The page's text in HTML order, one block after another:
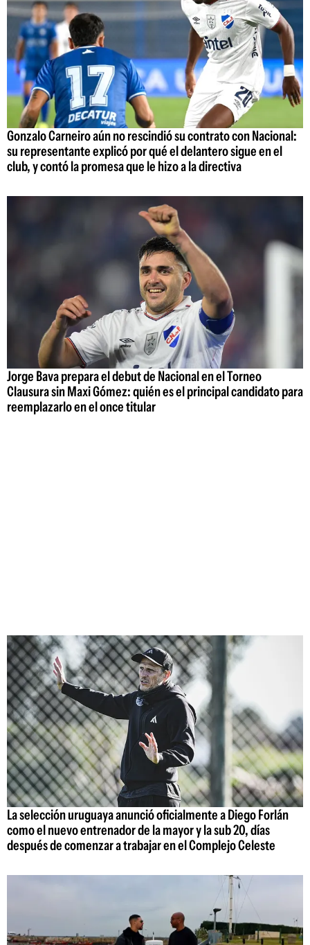
Gonzalo Carneiro aún no rescindió su contrato con Nacional:
su representante explicó por qué el delantero sigue en el
club, y contó la promesa que le hizo a la directiva
Jorge Bava prepara el debut de Nacional en el Torneo
Clausura sin Maxi Gómez: quién es el principal candidato para
reemplazarlo en el once titular
La selección uruguaya anunció oficialmente a Diego Forlán
como el nuevo entrenador de la mayor y la sub 20, días
después de comenzar a trabajar en el Complejo Celeste